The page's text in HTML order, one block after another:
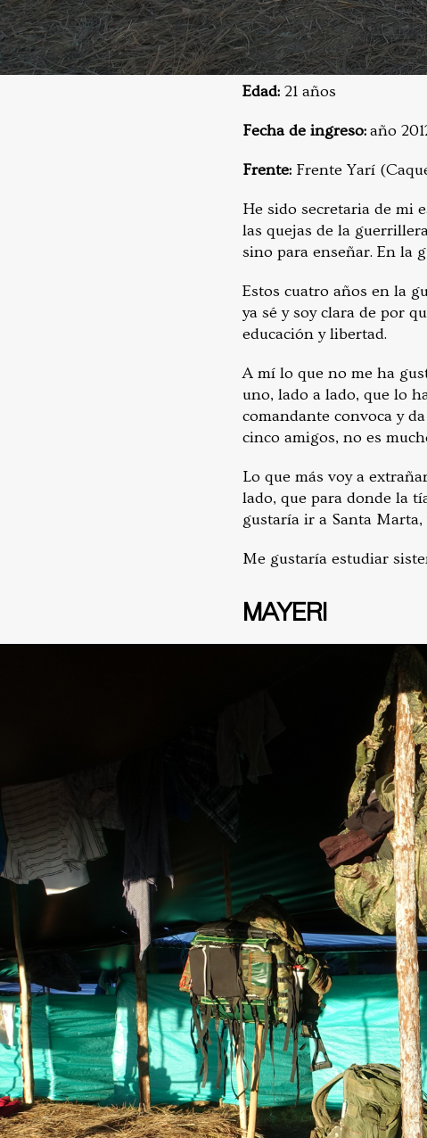
Edad: 21 años
Fecha de ingreso:año
Frente: Frente Yarí
He sido secretaria de mi
las quejas de la
sino para enseñar. En la
Estos cuatro años en la
ya sé y soy clara de por
educación y libertad.
A mí lo que no me ha
uno, lado a lado, que lo
comandante convoca y
cinco amigos, no es
Lo que más voy a
lado, que para donde la
gustaría ir a Santa
Me gustaría estudiar
MAYERI